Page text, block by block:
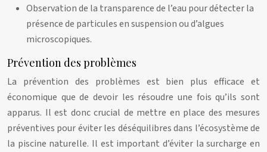
Observation de la transparence de l’eau pour détecter la
présence de particules en suspension ou d’algues
microscopiques.
Prévention des problèmes
La prévention des problèmes est bien plus efficace et
économique que de devoir les résoudre une fois qu’ils sont
apparus. Il est donc crucial de mettre en place des mesures
préventives pour éviter les déséquilibres dans l’écosystème de
la piscine naturelle. Il est important d’éviter la surcharge en